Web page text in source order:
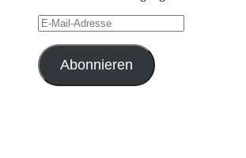
E-
Mail-
Adresse
Abonnieren